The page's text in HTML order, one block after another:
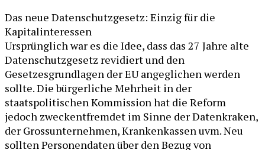
Das neue Datenschutzgesetz: Einzig für die
Kapitalinteressen
Ursprünglich war es die Idee, dass das 27 Jahre alte
Datenschutzgesetz revidiert und den
Gesetzesgrundlagen der EU angeglichen werden
sollte. Die bürgerliche Mehrheit in der
staatspolitischen Kommission hat die Reform
jedoch zweckentfremdet im Sinne der Datenkraken,
der Grossunternehmen, Krankenkassen uvm. Neu
sollten Personendaten über den Bezug von